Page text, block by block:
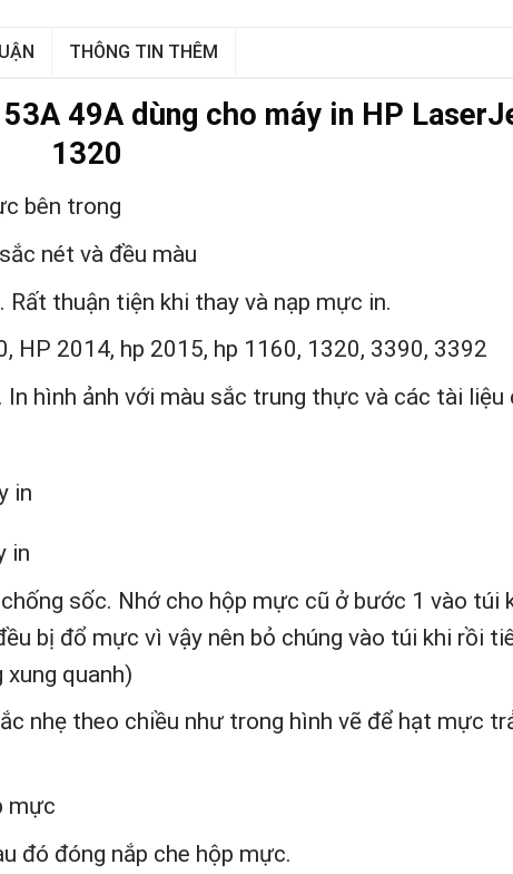
THÔNG TIN THÊM
49A dùng cho máy in HP
1320
bên trong
nét và đều màu
thuận tiện khi thay và nạp mực in.
HP 2014, hp 2015, hp 1160, 1320, 3390, 3392
hình ảnh với màu sắc trung thực và các tài liệu
in
in
sốc. Nhớ cho hộp mực cũ ở bước 1 vào túi
bị đổ mực vì vậy nên bỏ chúng vào túi khi rồi
quanh)
nhẹ theo chiều như trong hình vẽ để hạt mực
mực
đó đóng nắp che hộp mực.